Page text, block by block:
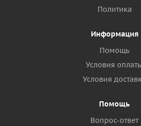
Политика
Информация
Помощь
Условия
Условия
Помощь
Вопрос-ответ